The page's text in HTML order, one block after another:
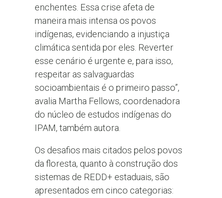
enchentes. Essa crise afeta de
maneira mais intensa os povos
indígenas, evidenciando a injustiça
climática sentida por eles. Reverter
esse cenário é urgente e, para isso,
respeitar as salvaguardas
socioambientais é o primeiro passo”,
avalia Martha Fellows, coordenadora
do núcleo de estudos indígenas do
IPAM, também autora.
Os desafios mais citados pelos povos
da floresta, quanto à construção dos
sistemas de REDD+ estaduais, são
apresentados em cinco categorias: